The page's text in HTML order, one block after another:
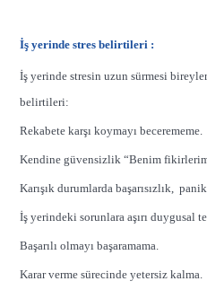
İş yerinde stres belirtileri :
İş yerinde stresin uzun sürmesi
belirtileri:
Rekabete karşı koymayı becerememe.
Kendine güvensizlik “Benim
Karışık durumlarda başarısızlık,
İş yerindeki sorunlara aşırı duygusal
Başarılı olmayı başaramama.
Karar verme sürecinde yetersiz kalma.